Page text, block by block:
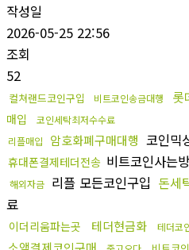
작성일
2026-05-25 22:56
조회
52
컬쳐랜드코인구입 비트코인송금대행 롯
매입
코인세탁최저수수료
리플매입
암호화폐구매대행 코인믹
휴대폰결제테더전송 비트코인사는
해외자금 리플 모든코인구입 돈세
료
이더리움파는곳 테더현금화 테더코